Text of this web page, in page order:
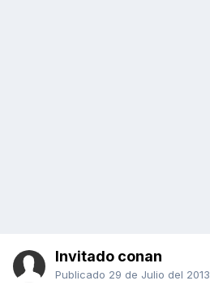
Invitado conan
Publicado 29 de Julio del 2013